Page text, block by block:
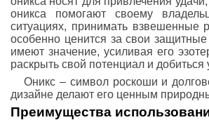
оникса помогают своему
ситуациях, принимать взвешенные
особенно ценится за свои
имеют значение, усиливая его
раскрыть свой потенциал и добиться
Оникс – символ роскоши и
дизайне делают его ценным
Преимущества